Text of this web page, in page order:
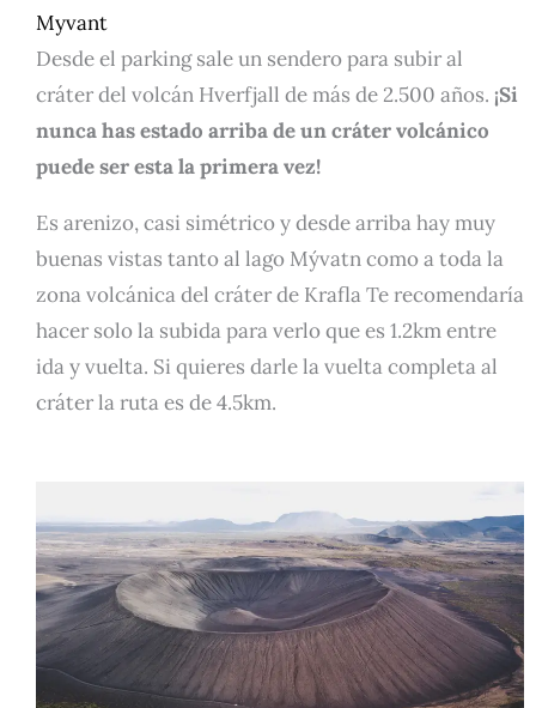
Myvant
Desde el parking sale un sendero para subir al
cráter del volcán Hverfjall de más de 2.500 años. ¡Si
nunca has estado arriba de un cráter volcánico
puede ser esta la primera vez!
Es arenizo, casi simétrico y desde arriba hay muy
buenas vistas tanto al lago Mývatn como a toda la
zona volcánica del cráter de Krafla Te recomendaría
hacer solo la subida para verlo que es 1.2km entre
ida y vuelta. Si quieres darle la vuelta completa al
cráter la ruta es de 4.5km.